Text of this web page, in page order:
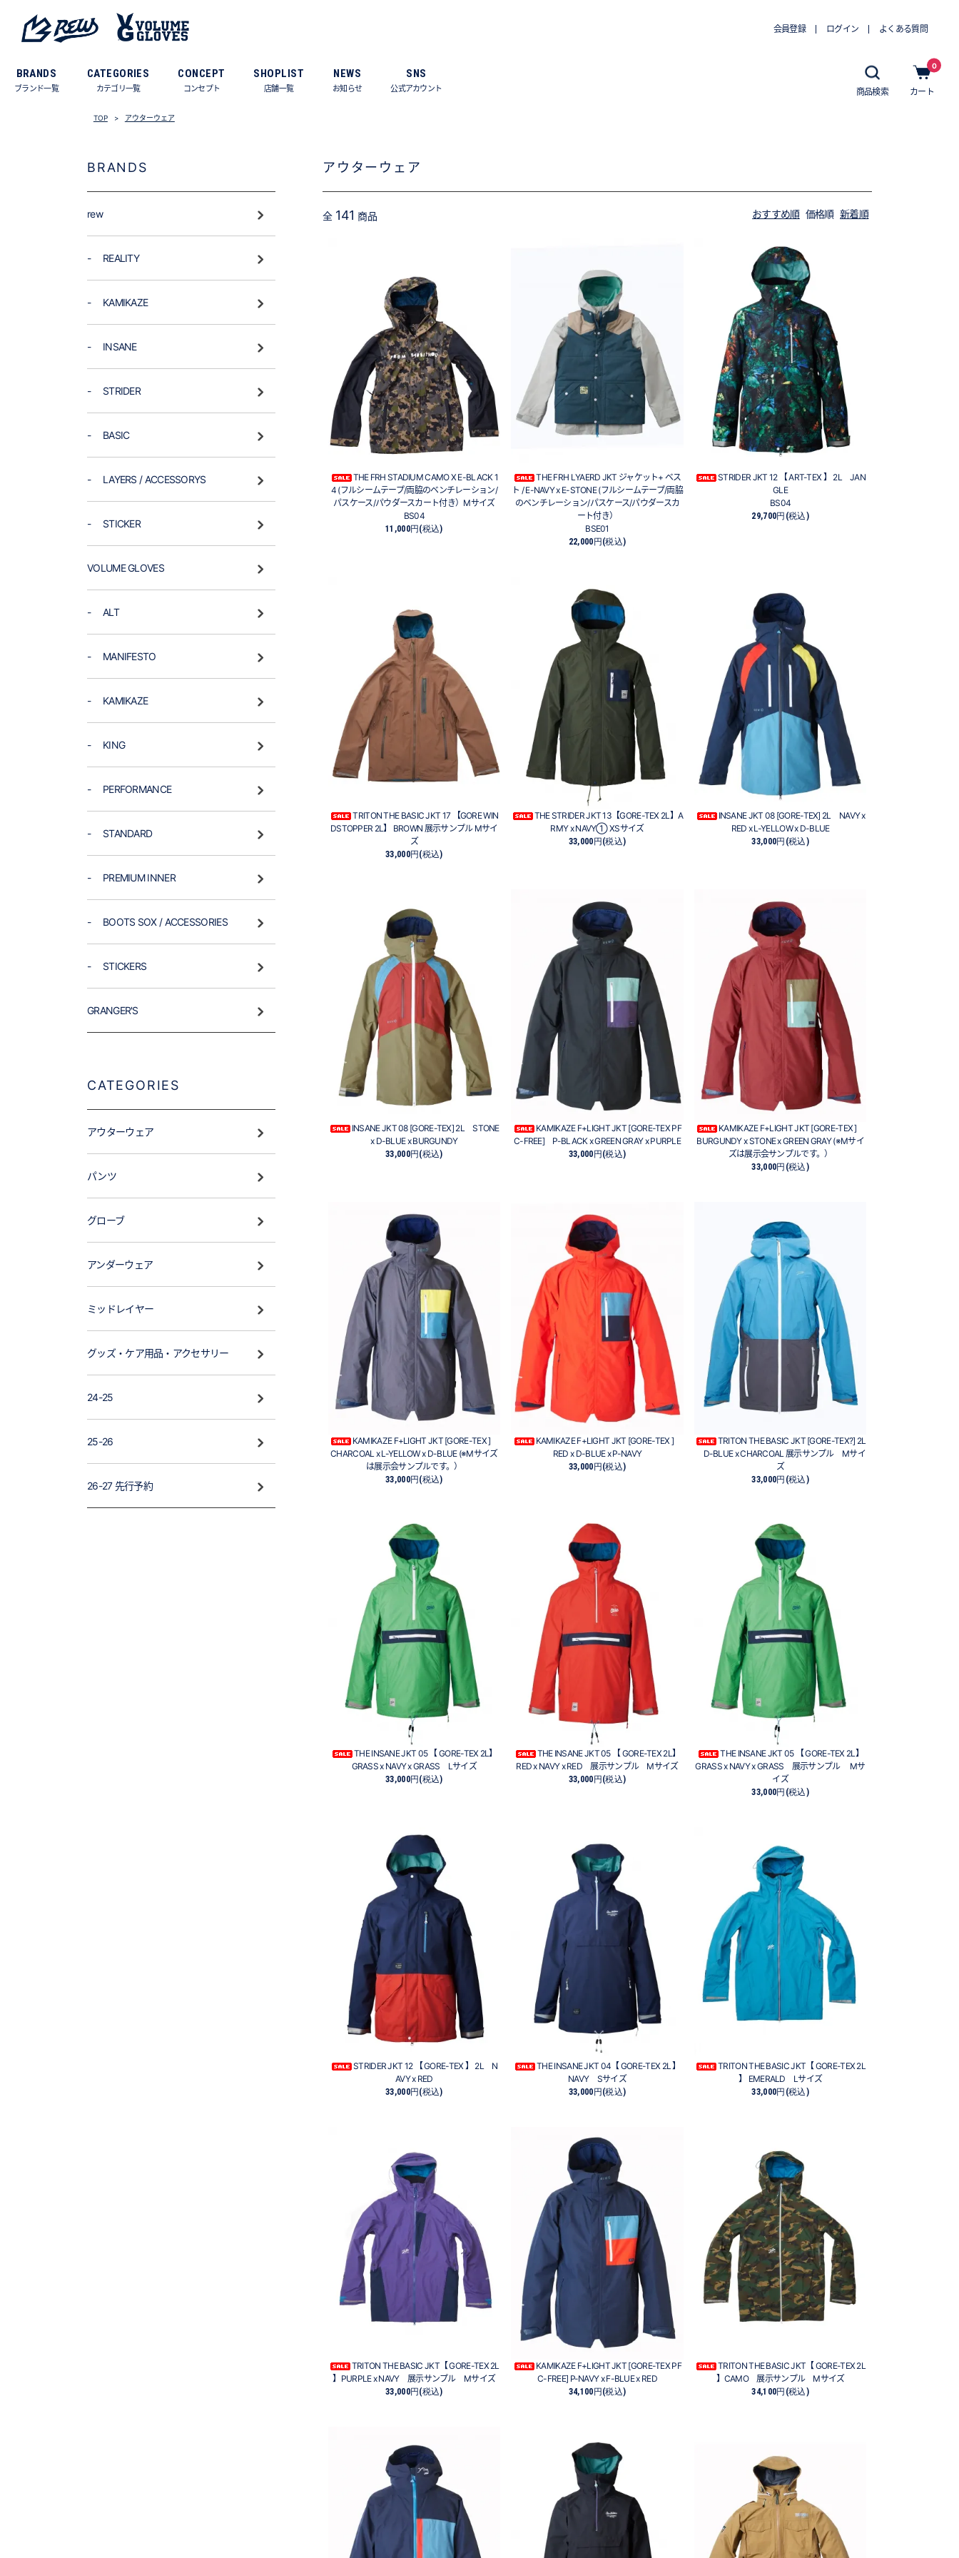
BRANDS
ブランド一覧
CATEGORIES
カテゴリ一覧
CONCEPT
コンセプト
SHOPLIST
店舗一覧
NEWS
お知らせ
SNS
公式アカウント
会員登録 ログイン よくある質問
商品検索 カート
0
TOP アウターウェア
アウターウェア
全 141 商品 おすすめ順 価格順 新着順
THE FRH STADIUM CAMO X E-BLACK 1
4 (フルシームテープ/両脇のベンチレーション/
パスケース/パウダースカート付き）Mサイズ
BS04
11,000円(税込)
THE FRH LYAERD JKT ジャケット+ ベス
ト / E-NAVY x E-STONE (フルシームテープ/両脇
のベンチレーション/パスケース/パウダースカ
ート付き）
BSE01
22,000円(税込)
STRIDER JKT 12 【 ART-TEX 】 2L JAN
GLE
BS04
29,700円(税込)
TRITON THE BASIC JKT 17 【GORE WIN
DSTOPPER 2L】 BROWN 展示サンプル Mサイ
ズ
33,000円(税込)
THE STRIDER JKT 13【GORE-TEX 2L】A
RMY x NAVY① XSサイズ
33,000円(税込)
INSANE JKT 08 [GORE-TEX] 2L NAVY x
RED x L-YELLOW x D-BLUE
33,000円(税込)
INSANE JKT 08 [GORE-TEX] 2L STONE
x D-BLUE x BURGUNDY
33,000円(税込)
KAMIKAZE F+LIGHT JKT [GORE-TEX PF
C-FREE] P-BLACK x GREEN GRAY x PURPLE
33,000円(税込)
KAMIKAZE F+LIGHT JKT [GORE-TEX ]
BURGUNDY x STONE x GREEN GRAY (※Mサイ
ズは展示会サンプルです。）
33,000円(税込)
KAMIKAZE F+LIGHT JKT [GORE-TEX ]
CHARCOAL x L-YELLOW x D-BLUE (※Mサイズ
は展示会サンプルです。）
33,000円(税込)
KAMIKAZE F+LIGHT JKT [GORE-TEX ]
RED x D-BLUE x P-NAVY
33,000円(税込)
TRITON THE BASIC JKT [GORE-TEX?] 2L
D-BLUE x CHARCOAL 展示サンプル Mサイ
ズ
33,000円(税込)
THE INSANE JKT 05 【 GORE-TEX 2L】
GRASS x NAVY x GRASS Lサイズ
33,000円(税込)
THE INSANE JKT 05 【 GORE-TEX 2L】
RED x NAVY x RED 展示サンプル Mサイズ
33,000円(税込)
THE INSANE JKT 05 【 GORE-TEX 2L】
GRASS x NAVY x GRASS 展示サンプル Mサ
イズ
33,000円(税込)
STRIDER JKT 12 【 GORE-TEX 】 2L N
AVY x RED
33,000円(税込)
THE INSANE JKT 04【 GORE-TEX 2L 】
NAVY Sサイズ
33,000円(税込)
TRITON THE BASIC JKT【 GORE-TEX 2L
】 EMERALD Lサイズ
33,000円(税込)
TRITON THE BASIC JKT【 GORE-TEX 2L
】PURPLE x NAVY 展示サンプル Mサイズ
33,000円(税込)
KAMIKAZE F+LIGHT JKT [GORE-TEX PF
C-FREE] P-NAVY x F-BLUE x RED
34,100円(税込)
TRITON THE BASIC JKT【 GORE-TEX 2L
】CAMO 展示サンプル Mサイズ
34,100円(税込)
BRANDS
rew
- REALITY
- KAMIKAZE
- INSANE
- STRIDER
- BASIC
- LAYERS / ACCESSORYS
- STICKER
VOLUME GLOVES
- ALT
- MANIFESTO
- KAMIKAZE
- KING
- PERFORMANCE
- STANDARD
- PREMIUM INNER
- BOOTS SOX / ACCESSORIES
- STICKERS
GRANGER'S
CATEGORIES
アウターウェア
パンツ
グローブ
アンダーウェア
ミッドレイヤー
グッズ・ケア用品・アクセサリー
24-25
25-26
26-27 先行予約